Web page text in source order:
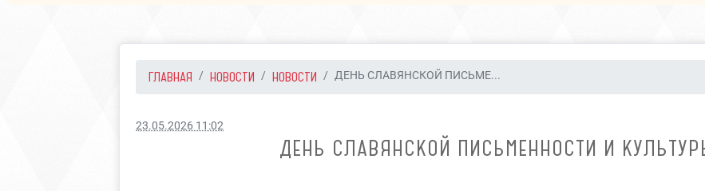
ГЛАВНАЯ НОВОСТИ НОВОСТИ ДЕНЬ СЛАВЯНСКОЙ ПИСЬМЕ...
23.05.2026 11:02
ДЕНЬ СЛАВЯНСКОЙ ПИСЬМЕННОСТИ И